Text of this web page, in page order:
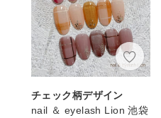
チェック柄デザイン
nail ＆ eyelash Lion 池袋